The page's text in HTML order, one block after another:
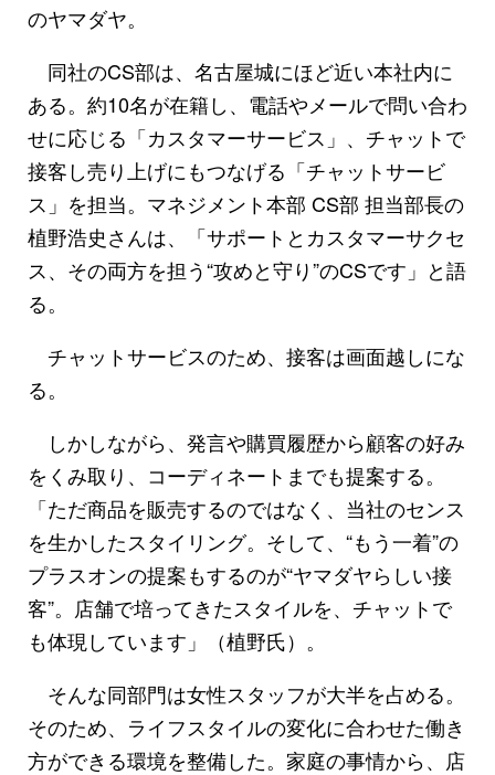
のヤマダヤ。
同社のCS部は、名古屋城にほど近い本社内に
ある。約10名が在籍し、電話やメールで問い合わ
せに応じる「カスタマーサービス」、チャットで
接客し売り上げにもつなげる「チャットサービ
ス」を担当。マネジメント本部 CS部 担当部長の
植野浩史さんは、「サポートとカスタマーサクセ
ス、その両方を担う“攻めと守り”のCSです」と語
る。
チャットサービスのため、接客は画面越しにな
る。
しかしながら、発言や購買履歴から顧客の好み
をくみ取り、コーディネートまでも提案する。
「ただ商品を販売するのではなく、当社のセンス
を生かしたスタイリング。そして、“もう一着”の
プラスオンの提案もするのが“ヤマダヤらしい接
客”。店舗で培ってきたスタイルを、チャットで
も体現しています」（植野氏）。
そんな同部門は女性スタッフが大半を占める。
そのため、ライフスタイルの変化に合わせた働き
方ができる環境を整備した。家庭の事情から、店